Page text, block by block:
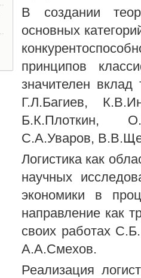
В создании
основных
принципов
значителен
Г.Л.Багиев,
Б.К.Плоткин,
С.А.Уваров,
Логистика как
научных
экономики в
направление как
своих работах
А.А.Смехов.
Реализация